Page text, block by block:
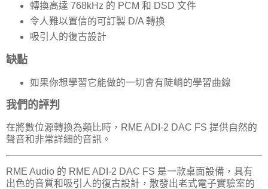
轉換高達 768kHz 的 PCM 和 DSD 文件
令人難以置信的可訂製 D/A 轉換
吸引人的復古設計
缺點
如果你想學習它能做的一切會有陡峭的學習曲線
我們的評判
在將數位源轉換為類比時，RME ADI-2 DAC FS 提供自然的
聲音和非常詳細的音訊。
RME Audio 的 RME ADI-2 DAC FS 是一款桌面設備，具有
出色的音質和吸引人的復古設計，散發出老式電子實驗室的